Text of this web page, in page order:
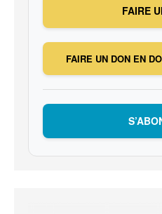
FAIRE
FAIRE UN DON EN